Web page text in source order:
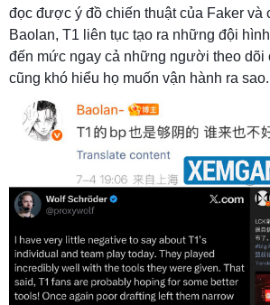
đọc được ý đồ chiến thuật của Faker và
Baolan, T1 liên tục tạo ra những đội
đến mức ngay cả những người theo dõi
cũng khó hiểu họ muốn vận hành ra sao.